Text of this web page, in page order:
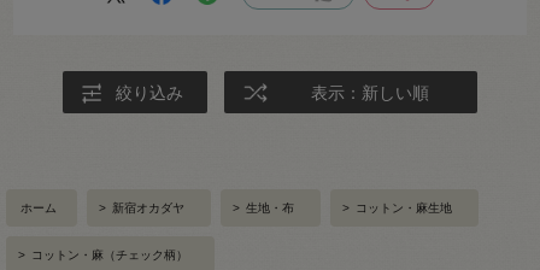
絞り込み 表示：新しい順
ホーム > 新宿オカダヤ > 生地・布 > コットン・麻生地
> コットン・麻（チェック柄）